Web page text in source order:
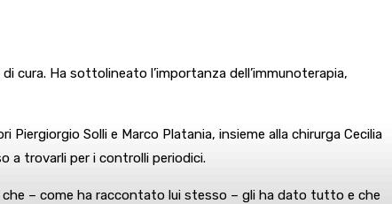
cura. Ha sottolineato l’importanza dell’immunoterapia,
Solli e Marco Platania, insieme alla chirurga Cecilia
a trovarli per i controlli periodici.
– come ha raccontato lui stesso – gli ha dato tutto e che